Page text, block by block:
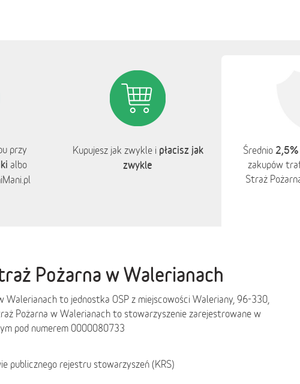
przy
albo
Kupujesz jak zwykle i płacisz jak
zwykle
Średnio 2,5%
zakupów
Straż
Pożarna w Walerianach
Walerianach to jednostka OSP z miejscowości Waleriany, 96-330,
Pożarna w Walerianach to stowarzyszenie zarejestrowane w
pod numerem 0000080733
publicznego rejestru stowarzyszeń (KRS)